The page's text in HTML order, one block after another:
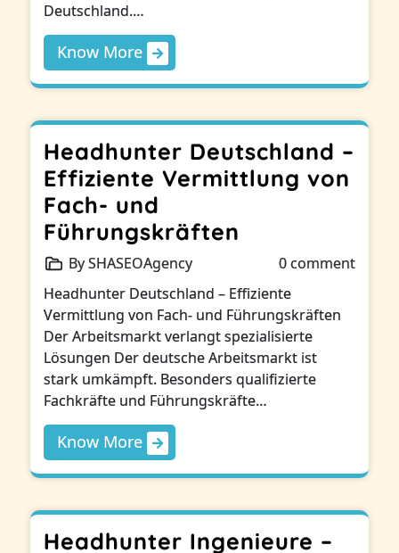
Deutschland.…
Know More
Headhunter Deutschland –
Effiziente Vermittlung von
Fach- und
Führungskräften
By SHASEOAgency
0 comment
Headhunter Deutschland – Effiziente
Vermittlung von Fach- und Führungskräften
Der Arbeitsmarkt verlangt spezialisierte
Lösungen Der deutsche Arbeitsmarkt ist
stark umkämpft. Besonders qualifizierte
Fachkräfte und Führungskräfte…
Know More
Headhunter Ingenieure –